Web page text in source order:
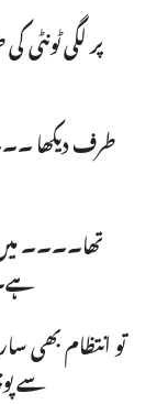
پر لگی ٹونٹی
طرف دیکھا
تھا۔۔۔۔
تو انتظام
سے